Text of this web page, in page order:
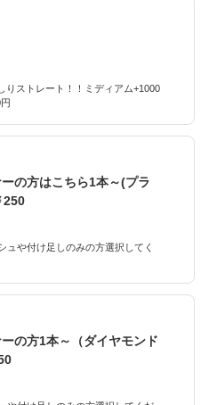
りストレート！！ミディアム+1000
の方はこちら1本～(プラ
250
付け足しのみの方選択してく
の方1本～（ダイヤモンド